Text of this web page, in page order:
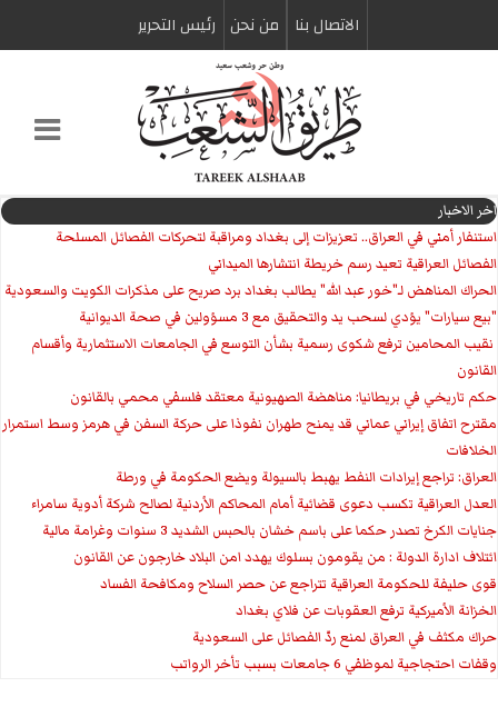
الاتصال بنا من نحن رئیس التحریر
اخر الاخبار
استنفار أمني في العراق.. تعزيزات إلى بغداد ومراقبة لتحركات الفصائل المسلحة
الفصائل العراقية تعيد رسم خريطة انتشارها الميداني
الحراك المناهض لـ"خور عبد الله" يطالب بغداد برد صريح على مذكرات الكويت والسعودية
"بيع سيارات" يؤدي لسحب يد والتحقيق مع 3 مسؤولين في صحة الديوانية
‏ نقيب المحامين ترفع شكوى رسمية بشأن التوسع في الجامعات الاستثمارية وأقسام
القانون
حكم تاريخي في بريطانيا: مناهضة الصهيونية معتقد فلسفي محمي بالقانون
مقترح اتفاق إيراني عماني قد يمنح طهران نفوذا على حركة السفن في هرمز وسط استمرار
الخلافات
العراق: تراجع إيرادات النفط يهبط بالسيولة ويضع الحكومة في ورطة
العدل العراقية تكسب دعوى قضائية أمام المحاكم الأردنية لصالح شركة أدوية سامراء
جنايات الكرخ تصدر حكما على باسم خشان بالحبس الشديد 3 سنوات وغرامة مالية
ائتلاف ادارة الدولة : من يقومون بسلوك يهدد امن البلاد خارجون عن القانون
قوى حليفة للحكومة العراقية تتراجع عن حصر السلاح ومكافحة الفساد
الخزانة الأميركية ترفع العقوبات عن فلاي بغداد
حراك مكثف في العراق لمنع ردّ الفصائل على السعودية
وقفات احتجاجية لموظفي 6 جامعات بسبب تأخر الرواتب